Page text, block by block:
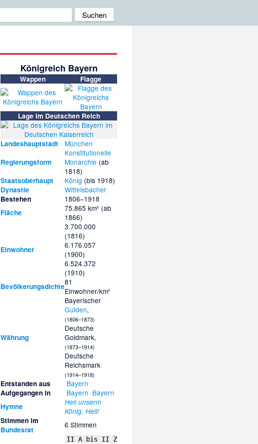
Königreich Bayern
Wappen Flagge
Lage im Deutschen Reich
Landeshauptstadt München
Regierungsform
Konstitutionelle
Monarchie (ab
1818)
Staatsoberhaupt König (bis 1918)
Dynastie Wittelsbacher
Bestehen 1806–1918
Fläche
75.865 km² (ab
1866)
Einwohner
3.700.000
(1816)
6.176.057
(1900)
6.524.372
(1910)
Bevölkerungsdichte81
Einwohner/km²
Währung
Bayerischer
Gulden,
(1806–1873)
Deutsche
Goldmark,
(1873–1914)
Deutsche
Reichsmark
(1914–1918)
Entstanden aus Bayern
Aufgegangen in Bayern Bayern
Hymne
Heil unserm
König, Heil!
Stimmen im
Bundesrat
6 Stimmen
II A bis II Z